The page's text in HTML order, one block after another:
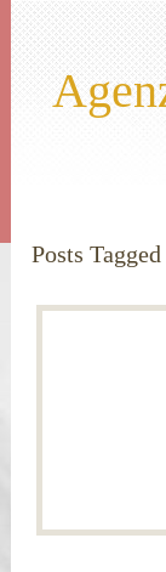
Posts Tagged
Relazione di